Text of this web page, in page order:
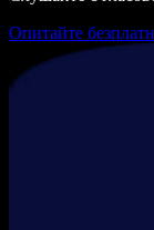
Опитайте